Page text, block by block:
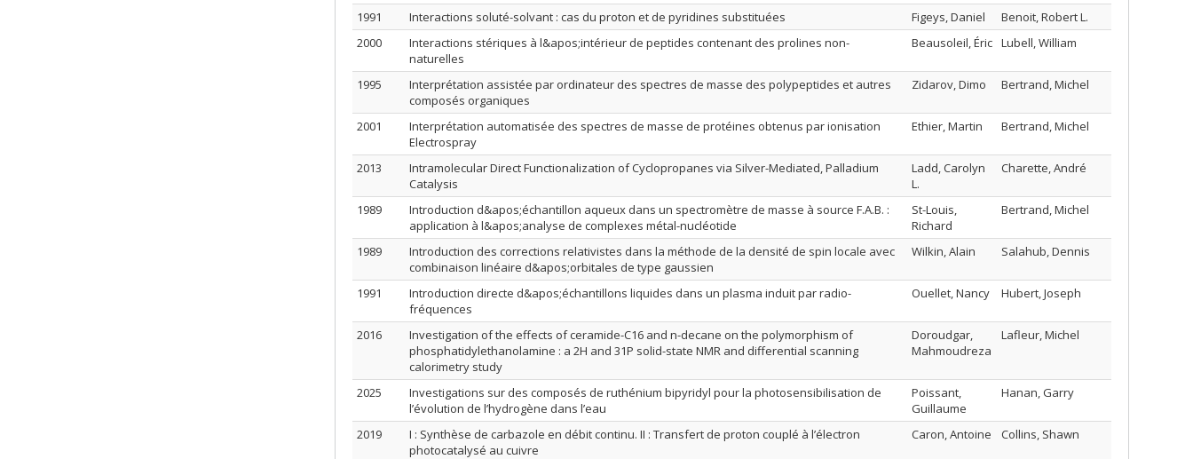
1991 Interactions soluté-solvant : cas du proton et de pyridines substituées Figeys, Daniel
Benoit, Robert L.
2000
Interactions stériques à l&apos;intérieur de peptides contenant des prolines non-
naturelles
Beausoleil, Éric Lubell, William
1995
Interprétation assistée par ordinateur des spectres de masse des polypeptides et autres
composés organiques
Zidarov, Dimo Bertrand, Michel
2001
Interprétation automatisée des spectres de masse de protéines obtenus par ionisation
Electrospray
Ethier, Martin Bertrand, Michel
2013
Intramolecular Direct Functionalization of Cyclopropanes via Silver-Mediated, Palladium
Catalysis
Ladd, Carolyn
L.
Charette, André
1989
Introduction d&apos;échantillon aqueux dans un spectromètre de masse à source F.A.B. :
application à l&apos;analyse de complexes métal-nucléotide
St-Louis,
Richard
Bertrand, Michel
1989
Introduction des corrections relativistes dans la méthode de la densité de spin locale avec
combinaison linéaire d&apos;orbitales de type gaussien
Wilkin, Alain Salahub, Dennis
1991
Introduction directe d&apos;échantillons liquides dans un plasma induit par radio-
fréquences
Ouellet, Nancy Hubert, Joseph
2016
Investigation of the effects of ceramide-C16 and n-decane on the polymorphism of
phosphatidylethanolamine : a 2H and 31P solid-state NMR and differential scanning
calorimetry study
Doroudgar,
Mahmoudreza
Lafleur, Michel
2025
Investigations sur des composés de ruthénium bipyridyl pour la photosensibilisation de
l’évolution de l’hydrogène dans l’eau
Poissant,
Guillaume
Hanan, Garry
2019
I : Synthèse de carbazole en débit continu. II : Transfert de proton couplé à l’électron
photocatalysé au cuivre
Caron, Antoine Collins, Shawn